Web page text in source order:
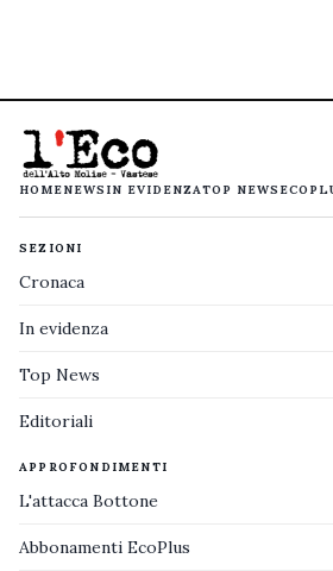
HOMENEWS IN EVIDENZATOP NEWS
SEZIONI
Cronaca
In evidenza
Top News
Editoriali
APPROFONDIMENTI
L'attacca Bottone
Abbonamenti EcoPlus